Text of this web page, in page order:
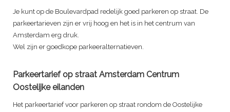
Je kunt op de Boulevardpad redelijk goed parkeren op straat. De
parkeertarieven zijn er vrij hoog en het is in het centrum van
Amsterdam erg druk.
Wel zijn er goedkope parkeeralternatieven.
Parkeertarief op straat Amsterdam Centrum
Oostelijke eilanden
Het parkeertarief voor parkeren op straat rondom de Oostelijke